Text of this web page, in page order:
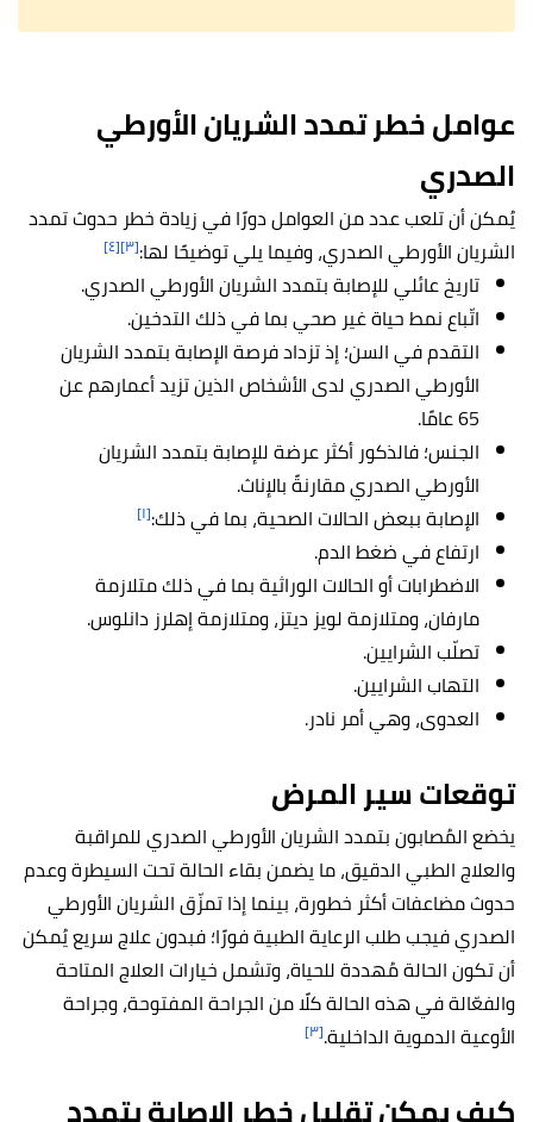
عوامل خطر تمدد الشريان الأورطي
الصدري
يُمكن أن تلعب عدد من العوامل دورًا في زيادة خطر حدوث تمدد
الشريان الأورطي الصدري، وفيما يلي توضيحًا لها:[٣] [٤]
تاريخ عائلي للإصابة بتمدد الشريان الأورطي الصدري.
اتّباع نمط حياة غير صحي بما في ذلك التدخين.
التقدم في السن؛ إذ تزداد فرصة الإصابة بتمدد الشريان
الأورطي الصدري لدى الأشخاص الذين تزيد أعمارهم عن
65 عامًا.
الجنس؛ فالذكور أكثر عرضة للإصابة بتمدد الشريان
الأورطي الصدري مقارنةً بالإناث.
الإصابة ببعض الحالات الصحية، بما في ذلك:[١]
ارتفاع في ضغط الدم.
الاضطرابات أو الحالات الوراثية بما في ذلك متلازمة
مارفان، ومتلازمة لويز ديتز، ومتلازمة إهلرز دانلوس.
تصلّب الشرايين.
التهاب الشرايين.
العدوى، وهي أمر نادر.
توقعات سير المرض
يخضع المُصابون بتمدد الشريان الأورطي الصدري للمراقبة
والعلاج الطبي الدقيق، ما يضمن بقاء الحالة تحت السيطرة وعدم
حدوث مضاعفات أكثر خطورة، بينما إذا تمزّق الشريان الأورطي
الصدري فيجب طلب الرعاية الطبية فورًا؛ فبدون علاج سريع يُمكن
أن تكون الحالة مُهددة للحياة، وتشمل خيارات العلاج المتاحة
والفعّالة في هذه الحالة كلًا من الجراحة المفتوحة، وجراحة
الأوعية الدموية الداخلية.[٣]